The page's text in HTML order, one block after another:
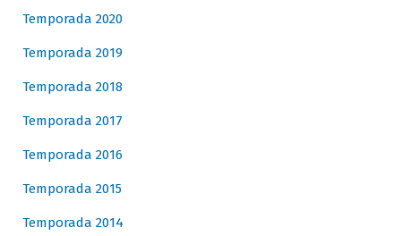
Temporada 2020
Temporada 2019
Temporada 2018
Temporada 2017
Temporada 2016
Temporada 2015
Temporada 2014